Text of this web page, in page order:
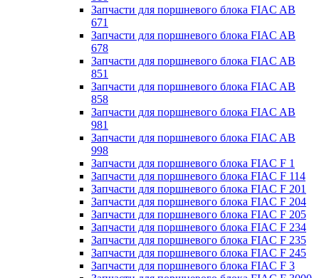
Запчасти для поршневого блока FIAC AB
671
Запчасти для поршневого блока FIAC AB
678
Запчасти для поршневого блока FIAC AB
851
Запчасти для поршневого блока FIAC AB
858
Запчасти для поршневого блока FIAC AB
981
Запчасти для поршневого блока FIAC AB
998
Запчасти для поршневого блока FIAC F 1
Запчасти для поршневого блока FIAC F 114
Запчасти для поршневого блока FIAC F 201
Запчасти для поршневого блока FIAC F 204
Запчасти для поршневого блока FIAC F 205
Запчасти для поршневого блока FIAC F 234
Запчасти для поршневого блока FIAC F 235
Запчасти для поршневого блока FIAC F 245
Запчасти для поршневого блока FIAC F 3